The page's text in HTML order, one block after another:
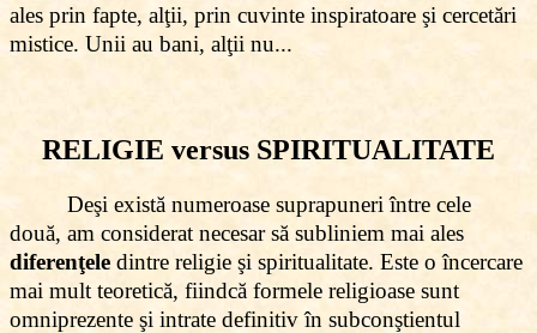
ales prin fapte, alţii, prin cuvinte inspiratoare şi cercetări
mistice. Unii au bani, alţii nu...
RELIGIE versus SPIRITUALITATE
Deşi există numeroase suprapuneri între cele
două, am considerat necesar să subliniem mai ales
diferenţele dintre religie şi spiritualitate. Este o încercare
mai mult teoretică, fiindcă formele religioase sunt
omniprezente şi intrate definitiv în subconştientul